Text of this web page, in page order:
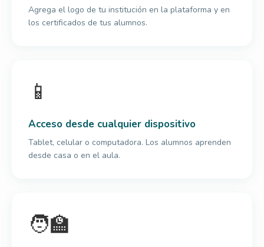
Agrega el logo de tu institución en la plataforma y en
los certificados de tus alumnos.
📱
Acceso desde cualquier dispositivo
Tablet, celular o computadora. Los alumnos aprenden
desde casa o en el aula.
🧑‍🏫